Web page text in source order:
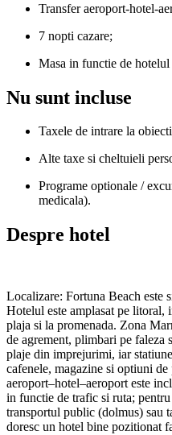
Transfer aeroport-hotel-
7 nopti cazare;
Masa in functie de
Nu sunt incluse
Taxele de intrare la
Alte taxe si cheltuieli
Programe optionale /
medicala).
Despre hotel
Localizare: Fortuna Beach este
Hotelul este amplasat pe litoral,
plaja si la promenada. Zona
de agrement, plimbari pe faleza
plaje din imprejurimi, iar
cafenele, magazine si optiuni
aeroport–hotel–aeroport este
in functie de trafic si ruta;
transportul public (dolmus) sau
doresc un hotel bine pozitionat